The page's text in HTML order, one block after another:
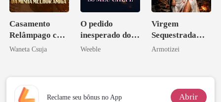
Casamento
Relâmpago com
o Pai da Minha
Waneta Csuja
O pedido
inesperado do
meu chefe
Weeble
Virgem
Sequestrada
pelo Mafioso
DE SANGUE
Armotizei
Reclame seu bônus no App Abrir